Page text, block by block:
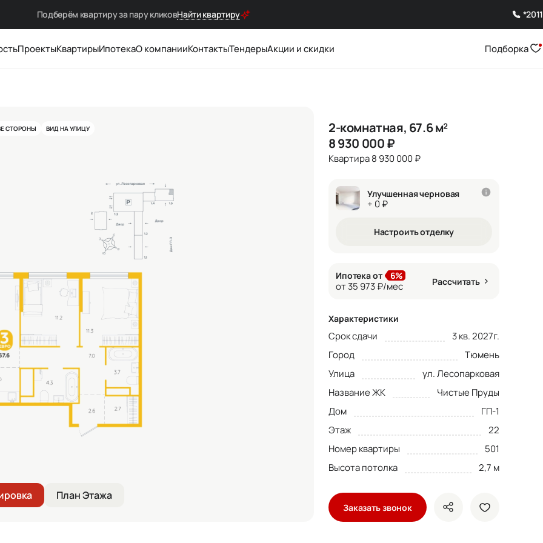
Подберём квартиру за пару кликовНайти квартиру *2011
ПроектыКвартирыИпотекаО компанииКонтактыТендерыАкции и скидки Подборка
СТОРОНЫ ВИД НА УЛИЦУ
План Этажа
2-комнатная, 67.6 м²
8 930 000₽
Квартира 8 930 000 ₽
Улучшенная черновая
+ 0 ₽
Настроить отделку
Ипотека от 6%
от 35 973 ₽/мес Рассчитать
Характеристики
Срок сдачи
3 кв. 2027г.
Город
Тюмень
Улица
ул. Лесопарковая
Название ЖК
Чистые Пруды
Дом
ГП-1
Этаж
22
Номер квартиры
501
Высота потолка
2,7 м
Заказать звонок показать кнопки
добавить в